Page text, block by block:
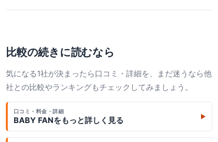
比較の続きに読むなら
気になる1社が決まったら口コミ・詳細を、まだ迷うなら他
社との比較やランキングもチェックしてみましょう。
口コミ・料金・詳細
BABY FANをもっと詳しく見る ▶